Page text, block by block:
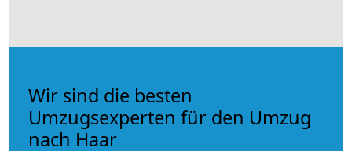
Wir sind die besten
Umzugsexperten für den Umzug
nach Haar